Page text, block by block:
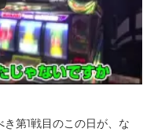
第1戦目のこの日が、な